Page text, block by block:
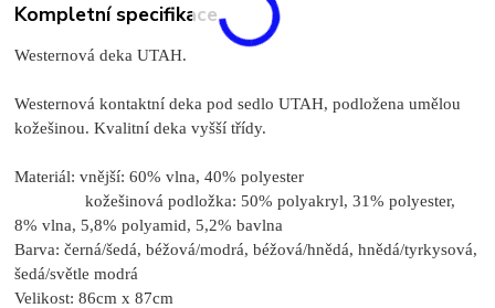
Kompletní specifikace
Westernová deka UTAH.
Westernová kontaktní deka pod sedlo UTAH, podložena umělou
kožešinou.Kvalitní deka vyšší třídy.
Materiál: vnější: 60% vlna, 40% polyester
kožešinová podložka: 50% polyakryl, 31% polyester,
8% vlna, 5,8% polyamid, 5,2% bavlna
Barva: černá/šedá, béžová/modrá, béžová/hnědá, hnědá/tyrkysová,
šedá/světle modrá
Velikost: 86cm x 87cm